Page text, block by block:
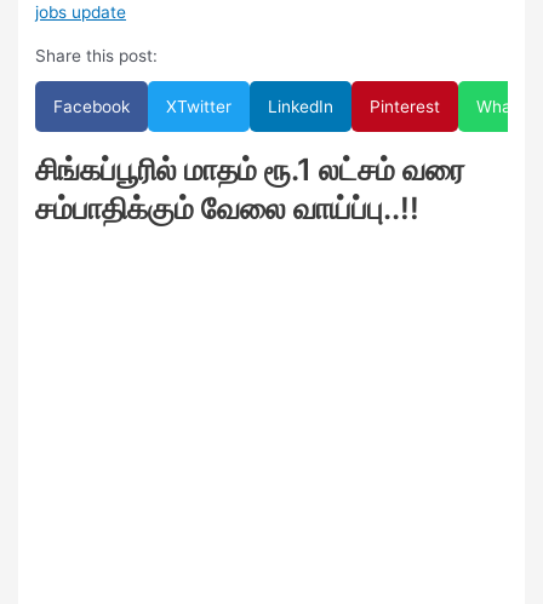
jobs update
Share this post:
Facebook XTwitter LinkedIn Pinterest
சிங்கப்பூரில் மாதம் ரூ.1 லட்சம் வரை
சம்பாதிக்கும் வேலை வாய்ப்பு..!!